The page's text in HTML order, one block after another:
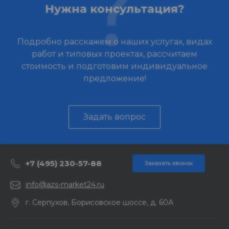
Нужна консультация?
Подробно расскажем о наших услугах, видах
работ и типовых проектах, рассчитаем
стоимость и подготовим индивидуальное
предложение!
Задать вопрос
+7 (495) 230-57-88 Заказать звонок
info@azs-market24.ru
г. Серпухов, Борисовское шоссе, д. 60А